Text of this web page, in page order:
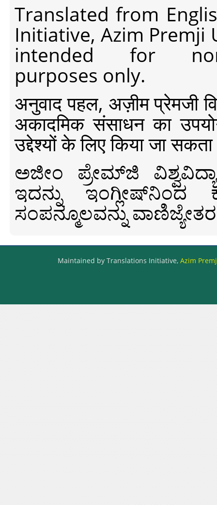
Translated from
Initiative, Azim Premji
intended for non-
purposes only.
अनुवाद पहल, अज़ीम प्रेमजी
अकादमिक संसाधन का
उद्देश्यों के लिए किया जा
ಅಜೀಂ ಪ್ರೇಮ್‍ಜಿ
ಇದನ್ನು ಇಂಗ್ಲೀಷ್‍ನಿಂದ
ಸಂಪನ್ಮೂಲವನ್ನು
Maintained by Translations Initiative, Azim